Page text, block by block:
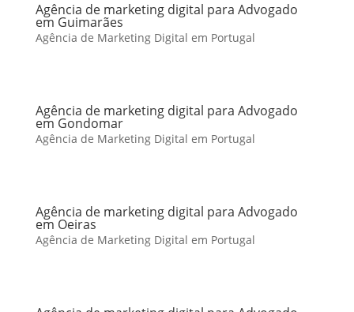
Agência de marketing digital para Advogado
em Guimarães
Agência de Marketing Digital em Portugal
Agência de marketing digital para Advogado
em Gondomar
Agência de Marketing Digital em Portugal
Agência de marketing digital para Advogado
em Oeiras
Agência de Marketing Digital em Portugal